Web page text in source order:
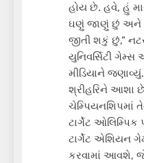
હોય છે. હવે, હું
ઘણું જાણું છું અને
જીતી શકું છું,”
યુનિવર્સિટી ગેમ્સ
મીડિયાને જણાવ્યું.
શ્રીહરિને આશા
ચેમ્પિયનશિપમાં
ટાર્ગેટ ઓલિમ્પિક
ટાર્ગેટ એશિયન
કરવામાં આવશે,